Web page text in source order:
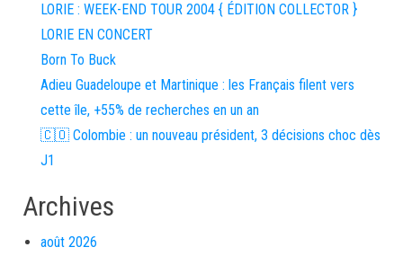
LORIE : WEEK-END TOUR 2004 { ÉDITION COLLECTOR }
LORIE EN CONCERT
Born To Buck
Adieu Guadeloupe et Martinique : les Français filent vers
cette île, +55% de recherches en un an
🇨🇴 Colombie : un nouveau président, 3 décisions choc dès
J1
Archives
août 2026